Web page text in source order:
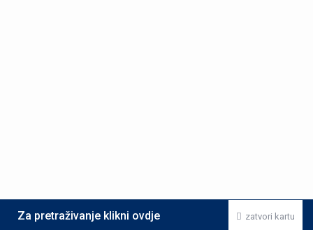
zatvori kartu
Za pretraživanje klikni ovdje